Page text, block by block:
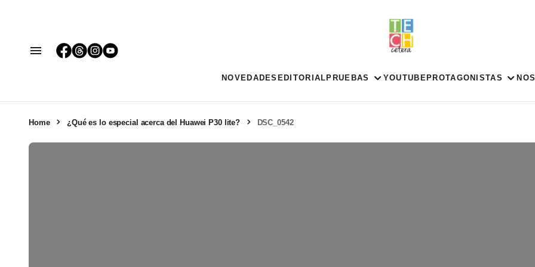
NOVEDADES EDITORIAL PRUEBAS YOUTUBE PROTAGONISTAS
Home ¿Qué es lo especial acerca del Huawei P30 lite? DSC_0542